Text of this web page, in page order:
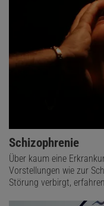
Schizophrenie
Über kaum eine
Vorstellungen wie zur
Störung verbirgt,